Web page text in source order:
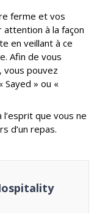
ferme et vos
à la façon
en veillant à ce
Afin de vous
vous pouvez
» ou «
que vous ne
d’un repas.